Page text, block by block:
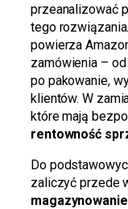
przeanalizować
tego
powierza
zamówienia –
po pakowanie,
klientów. W
które mają
rentowność
Do
zaliczyć przede